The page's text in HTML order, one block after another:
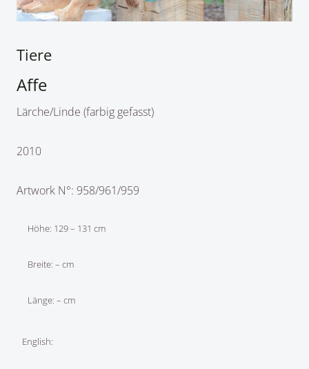
Tiere
Affe
Lärche/Linde (farbig gefasst)
2010
Artwork N°: 958/961/959
Höhe: 129 – 131 cm
Breite: – cm
Länge: – cm
English: